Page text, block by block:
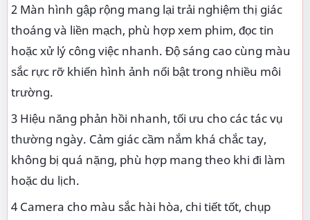
2 Màn hình gập rộng mang lại trải nghiệm thị giác
thoáng và liền mạch, phù hợp xem phim, đọc tin
hoặc xử lý công việc nhanh. Độ sáng cao cùng màu
sắc rực rỡ khiến hình ảnh nổi bật trong nhiều môi
trường.
3 Hiệu năng phản hồi nhanh, tối ưu cho các tác vụ
thường ngày. Cảm giác cầm nắm khá chắc tay,
không bị quá nặng, phù hợp mang theo khi đi làm
hoặc du lịch.
4 Camera cho màu sắc hài hòa, chi tiết tốt, chụp